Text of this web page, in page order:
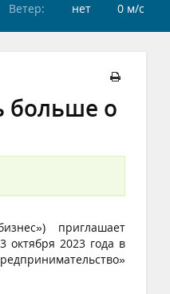
Ветер:
нет 0 м/c
больше о
приглашает
октября 2023 года в